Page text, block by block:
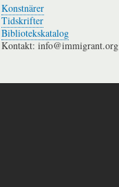
Konstnärer
Tidskrifter
Bibliotekskatalog
Kontakt: info@immigrant.org